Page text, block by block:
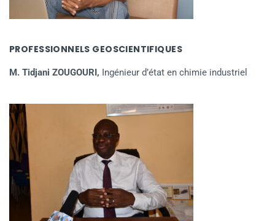
PROFESSIONNELS GEOSCIENTIFIQUES
M. Tidjani ZOUGOURI, Ingénieur d’état en chimie industriel